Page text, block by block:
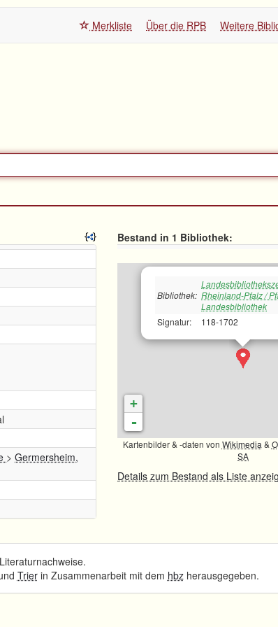
Merkliste Über die RPB Weitere
> Germersheim,
Bestand in 1 Bibliothek:
Bibliothek: Rheinland-Pfalz /
Landesbibliothek
Signatur:
118-1702
+
-
Kartenbilder & -daten von Wikimedia &
SA
Details zum Bestand als Liste
Trierin Zusammenarbeit mit dem hbzherausgegeben.